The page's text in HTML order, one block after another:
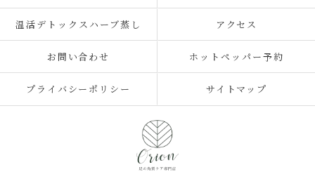
温活デトックスハーブ蒸し アクセス
お問い合わせ ホットペッパー予約
プライバシーポリシー サイトマップ